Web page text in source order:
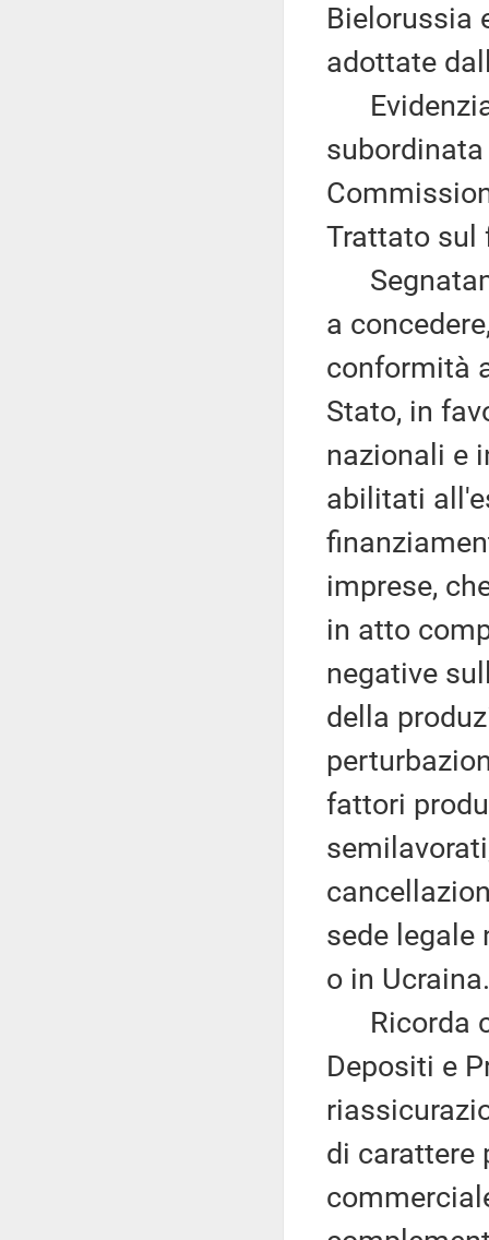
Bielorussia
adottate
Evidenzia
Trattato sul
a
conformità
Stato, in
nazionali e
abilitati
imprese,
in atto
negative
della
fattori
sede legale
o in Ucraina.
Ricorda
Depositi e
di carattere